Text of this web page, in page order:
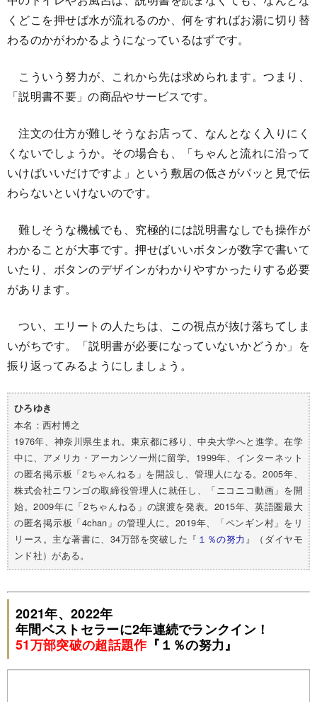
くどこを押せば水が流れるのか、何をすればお湯に切り替
わるのかがわかるようになっているはずです。
こういう努力が、これから先は求められます。つまり、
「説明書不要」の商品やサービスです。
注文の仕方が難しそうなお店って、なんとなく入りにく
くないでしょうか。その場合も、「ちゃんと流れに沿って
いけばいいだけですよ」という敷居の低さがパッと見で伝
わらないといけないのです。
難しそうな機械でも、究極的には説明書なしでも操作が
わかることが大事です。押せばいいボタンが数字で書いて
いたり、ボタンのデザインがわかりやすかったりする必要
があります。
つい、エリートの人たちは、この視点が抜け落ちてしま
いがちです。「説明書が必要になっていないかどうか」を
振り返ってみるようにしましょう。
ひろゆき
本名：西村博之
1976年、神奈川県生まれ。東京都に移り、中央大学へと進学。在学
中に、アメリカ・アーカンソー州に留学。1999年、インターネット
の匿名掲示板「2ちゃんねる」を開設し、管理人になる。2005年、
株式会社ニワンゴの取締役管理人に就任し、「ニコニコ動画」を開
始。2009年に「2ちゃんねる」の譲渡を発表。2015年、英語圏最大
の匿名掲示板「4chan」の管理人に。2019年、「ペンギン村」をリ
リース。主な著書に、34万部を突破した『 １％の努力 』（ダイヤモ
ンド社）がある。
2021年、2022年
年間ベストセラーに2年連続でランクイン！
51万部突破の超話題作『１％の努力』